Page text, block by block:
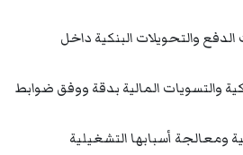
والتحويلات البنكية داخل
والتسويات المالية بدقة ووفق ضوابط
ومعالجة أسبابها التشغيلية